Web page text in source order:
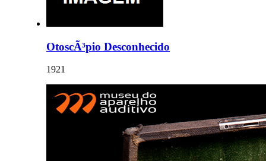
OtoscÃ³pio Desconhecido
1921